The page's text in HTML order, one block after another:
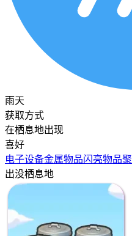
雨天
获取方式
在栖息地出现
喜好
电子设备金属物品闪亮物品
出没栖息地